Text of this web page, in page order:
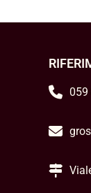
059